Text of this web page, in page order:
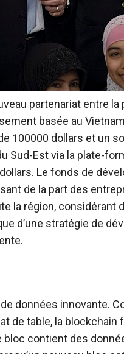
partenariat entre
basée au
100000 dollars et un
Sud-Est via la plate-
Le fonds de
de la part des
la région, considérant
d’une stratégie de
données innovante.
de table, la blockchain
bloc contient des